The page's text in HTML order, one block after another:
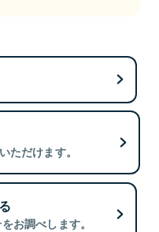
ただけます。
お調べします。